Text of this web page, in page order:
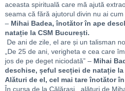
aceasta spirituală care mă ajută
seama că fără ajutorul divin nu ai
– Mihai Badea, înotător în ape
natație la CSM București.
De ani de zile, el are și un talisman
„De 25 de ani, verigheta e cea care
jos de pe deget niciodată” – Mihai
deschise, șeful secției de natație la
Alături de el, cel mai tare înotător
În cursa de la Călărași, alături de